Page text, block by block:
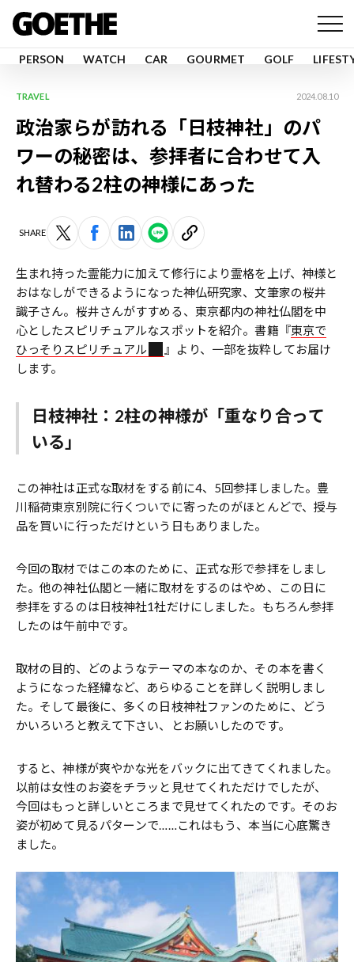
PERSON WATCH CAR GOURMET GOLF
TRAVEL 2024.08.10
政治家らが訪れる「日枝神社」のパ
ワーの秘密は、参拝者に合わせて入
れ替わる2柱の神様にあった
SHARE
生まれ持った霊能力に加えて修行により霊格を上げ、神様と
おはなしができるようになった神仏研究家、文筆家の桜井
識子さん。桜井さんがすすめる、東京都内の神社仏閣を中
心としたスピリチュアルなスポットを紹介。書籍『東京で
ひっそりスピリチュアル
』より、一部を抜粋してお届け
します。
日枝神社：2柱の神様が「重なり合って
いる」
この神社は正式な取材をする前に4、5回参拝しました。豊
川稲荷東京別院に行くついでに寄ったのがほとんどで、授与
品を買いに行っただけという日もありました。
今回の取材ではこの本のために、正式な形で参拝をしまし
た。他の神社仏閣と一緒に取材をするのはやめ、この日に
参拝をするのは日枝神社1社だけにしました。もちろん参拝
したのは午前中です。
取材の目的、どのようなテーマの本なのか、その本を書く
ようになった経緯など、あらゆることを詳しく説明しまし
た。そして最後に、多くの日枝神社ファンのために、どう
かいろいろと教えて下さい、とお願いしたのです。
すると、神様が爽やかな光をバックに出てきてくれました。
以前は女性のお姿をチラッと見せてくれただけでしたが、
今回はもっと詳しいところまで見せてくれたのです。そのお
姿が初めて見るパターンで……これはもう、本当に心底驚き
ました。